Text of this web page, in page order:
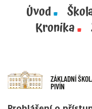
Úvod
Kronika
ZÁKLADNÍ
PIVÍN